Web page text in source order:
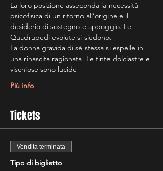
La loro posizione asseconda la necessità
psicofisica di un ritorno all’origine e il
desiderio di sostegno e appoggio. Le
Quadrupedi evolute si siedono.
La donna gravida di sé stessa si espelle in
una rinascita ragionata. Le tinte dolciastre e
vischiose sono lucide
Più info
Tickets
Vendita terminata
Tipo di biglietto